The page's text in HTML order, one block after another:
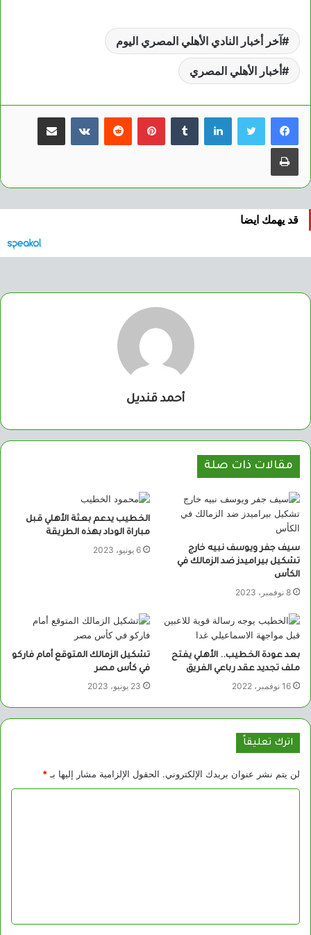
آخر أخبار النادي الأهلي المصري اليوم
أخبار الأهلي المصري
لينكدإن بينتيريست مشاركة عبر البريد
طباعة
قد يهمك ايضا
أحمد قنديل
مقالات ذات صلة
سيف جفر ويوسف نبيه خارج
تشكيل بيراميدز ضد الزمالك في
الكأس
8 نوفمبر، 2023
الخطيب يدعم بعثة الأهلي قبل
مباراة الوداد بهذه الطريقة
6 يونيو، 2023
بعد عودة الخطيب.. الأهلي يفتح
ملف تجديد عقد رباعي الفريق
16 نوفمبر، 2022
تشكيل الزمالك المتوقع أمام فاركو
في كأس مصر
23 يونيو، 2023
اترك تعليقاً
لن يتم نشر عنوان بريدك الإلكتروني. الحقول الإلزامية مشار إليها بـ *
ق